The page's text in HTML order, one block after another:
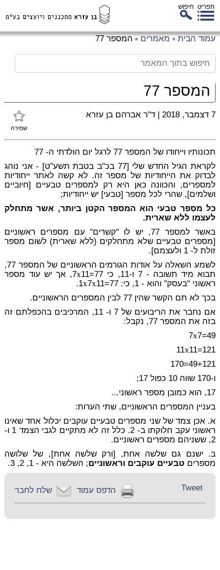
תפריט חיפוש
עמוד הבית » מאמרים » המספר 77
המספר 77
שמירה
7 דצמבר, 2018 | ד"ר אברהם בן עזרא
תכונותיו וייחודו של המספר 77 לרגל יום הולדתי ה- 77
לקראת הגיל החדש שלי [77 בכ"ב בטבת תשע"ט] - אני נוהג
לבדוק את הייחודיות של מספר זה. לא קשה לאתר ייחודיות
למספרים, והכוונה כאן היא רק למספרים טבעיים [חיוביים
ושלמים], שהרי לכל מספר [טבעי] יש ייחודיות;
כל מספר טבעי הוא המספר הקטן ביותר, אשר מתחלק
לעצמו ללא שארית.
באשר למספר 77, יש לו "קשרים" עם מספרים ראשוניים
[מספרים טבעיים שלא מתחלקים (ללא שארית) לשום מספר
זולת ל- 1 ולעצמם].
לשמע השאלה על אודות הגורמים הראשוניים של המספר 77,
תבוא מיד תשובה - 7 ו-11, כי 7
x 11=77, אך יש עוד מספר
ראשוני "בעסק" והוא - 1, כי: 1
x7x11=77.
בכך לא תם הקשר שהין 77 לבין המספרים הראשוניים.
אם נחבר את הריבועים של 7 ו- 11, המרכיבים בהכפלתם זה
בזה את המספר 77, נקבל:
7x7=49
11x11=121
49+121=170
ו-170 שווה 10 כפול 17;
17, הוא כמובן מספר ראשוני...
בעניין המספרים הראשוניים, שתי הערות:
א. אכן צמד של שני מספרים טבעיים עוקבים יכלול אחד שאינו
ראשוני עקב חלוקתו ב- 2. כלל זה לא מתקיים לגבי הצמד 1 ו-
2, ששניהם מספרים ראשוניים.
ב. ישנם גם שלשה אחת, [ורק שלשה אחת], של שלושה
מספרים טבעיים עוקבים וראשוניים; השלשה היא - 1, 2, 3.
שלח לחבר הדפס עמוד Tweet